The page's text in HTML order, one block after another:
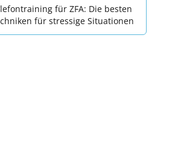
für ZFA: Die besten
für stressige Situationen